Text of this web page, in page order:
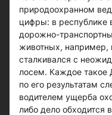
природоохранном
цифры: в республике
дорожно-
животных, например,
сталкивался с
лосем. Каждое такое
по его результатам
водителем ущерба
либо дело обходится